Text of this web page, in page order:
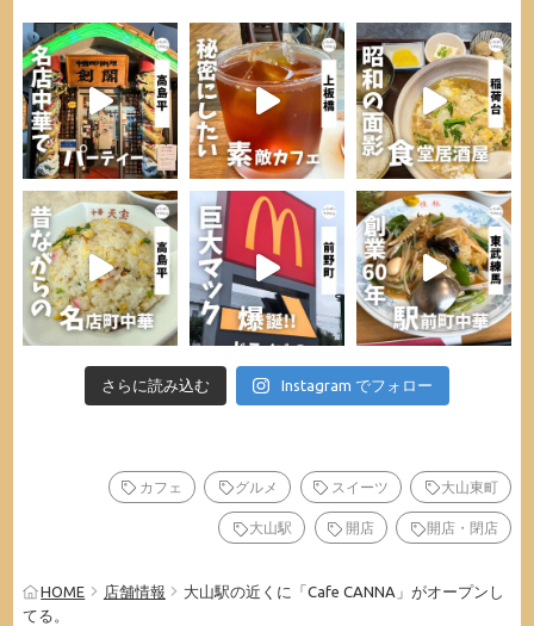
さらに読み込む Instagram でフォロー
カフェ グルメ スイーツ 大山東町
大山駅 開店 開店・閉店
HOME 店舗情報
大山駅の近くに「Cafe CANNA」がオープンし
てる。